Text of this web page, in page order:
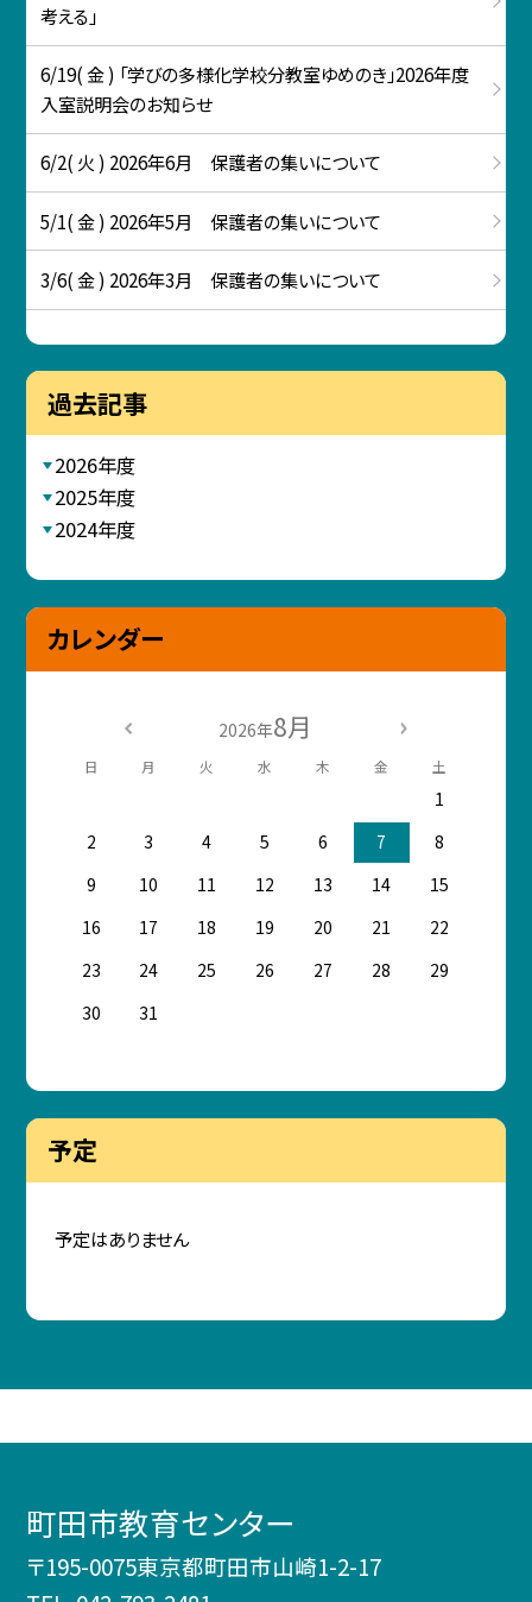
考える」
6/19( 金 ) 「学びの多様化学校分教室ゆめのき」2026年度
入室説明会のお知らせ
6/2( 火 ) 2026年6月 保護者の集いについて
5/1( 金 ) 2026年5月 保護者の集いについて
3/6( 金 ) 2026年3月 保護者の集いについて
過去記事
2026年度
2025年度
2024年度
カレンダー
2026年8月
日 月 火 水 木 金 土
1
2
3 4 5 6 7
8
9
10 11 12 13 14
15
16
17 18 19 20 21
22
23
24 25 26 27 28
29
30
31
予定
予定はありません
町田市教育センター
〒195-0075東京都町田市山崎1-2-17